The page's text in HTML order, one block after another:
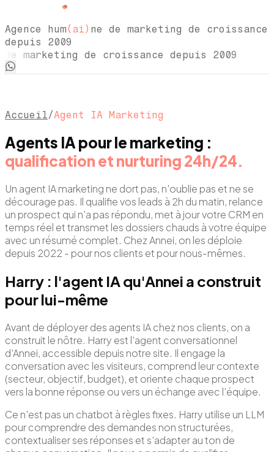
Agence hum(ai) ne de marketing de croissance
depuis 2009
marketing de croissance depuis 2009
Accueil/Agent IA Marketing
Agents IA pour le marketing :
qualification et nurturing 24h/24.
Un agent IA marketing ne dort pas, n'oublie pas et ne se
décourage pas. Il qualifie vos leads à 2h du matin, relance
un prospect qui n'a pas répondu, met à jour votre CRM en
temps réel et transmet les dossiers chauds à votre équipe
avec un résumé complet. Chez Annei, on les déploie
depuis 2022 - pour nos clients et pour nous-mêmes.
Harry : l'agent IA qu'Annei a construit
pour lui-même
Avant de déployer des agents IA chez nos clients, on a
construit le nôtre. Harry est l'agent conversationnel
d'Annei, accessible depuis notre site. Il engage la
conversation avec les visiteurs, comprend leur contexte
(secteur, objectif, budget), et oriente chaque prospect
vers la bonne réponse ou vers un échange avec l'équipe.
Ce n'est pas un chatbot à règles fixes. Harry utilise un LLM
pour comprendre des demandes non structurées,
contextualiser ses réponses et s'adapter au ton de